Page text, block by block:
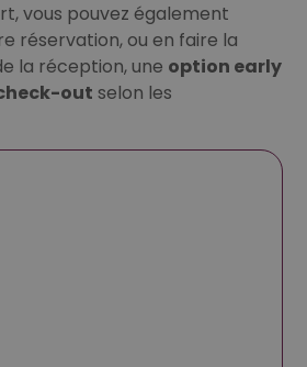
vous pouvez également
réservation, ou en faire la
la réception, une option early
out selon les